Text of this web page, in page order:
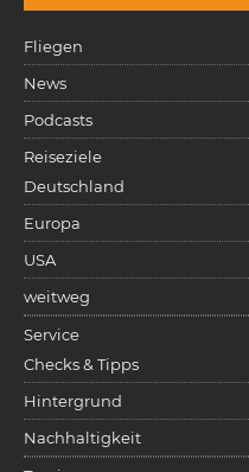
Fliegen
News
Podcasts
Reiseziele
Deutschland
Europa
USA
weitweg
Service
Checks & Tipps
Hintergrund
Nachhaltigkeit